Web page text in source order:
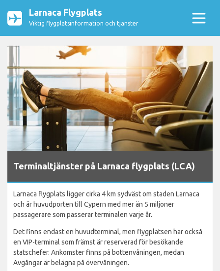
Larnaca Flygplats
Viktig flygplatsinformation och tjänster
Terminaltjänster på Larnaca flygplats (LCA)
Larnaca flygplats ligger cirka 4 km sydväst om staden Larnaca
och är huvudporten till Cypern med mer än 5 miljoner
passagerare som passerar terminalen varje år.
Det finns endast en huvudterminal, men flygplatsen har också
en VIP-terminal som främst är reserverad för besökande
statschefer. Ankomster finns på bottenvåningen, medan
Avgångar är belägna på övervåningen.